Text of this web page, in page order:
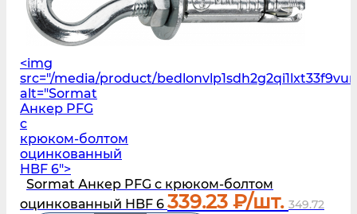
<img
src="/media/product/
alt="Sormat
Анкер PFG
c
крюком‑болтом
оцинкованный
HBF 6">
Sormat Анкер PFG c крюком‑болтом
оцинкованный HBF 6 339.23 ₽/шт. 349.72